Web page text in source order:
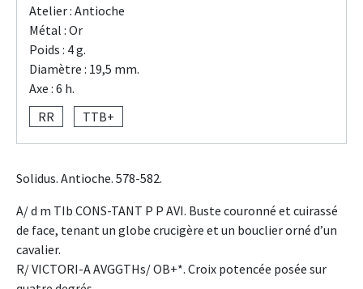
Atelier : Antioche
Métal : Or
Poids : 4 g.
Diamètre : 19,5 mm.
Axe : 6 h.
RR
TTB+
Solidus. Antioche. 578-582.
A/ d m TIb CONS-TANT P P AVI. Buste couronné et cuirassé
de face, tenant un globe crucigère et un bouclier orné d’un
cavalier.
R/ VICTORI-A AVGGTHs/ OB+*. Croix potencée posée sur